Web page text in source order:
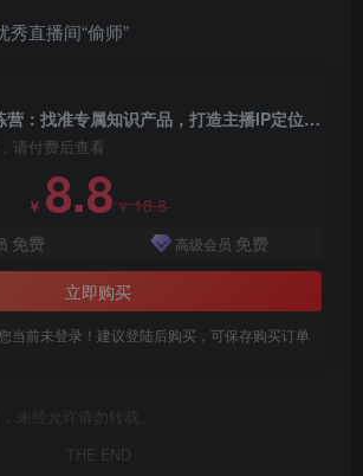
直播间“偷师”
知识卖课主播训练营：找准专属知识产品，打造主播IP定位，构建直播话术体系
请付费后查看
￥ 8.8￥18.8
免费 高级会员 免费
立即购买
当前未登录！建议登陆后购买，可保存购买订单
未经允许请勿转载。
THE END